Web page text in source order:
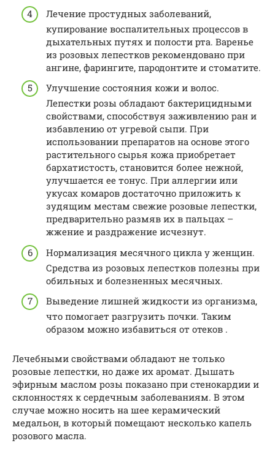
Лечение простудных заболеваний,
купирование воспалительных процессов в
дыхательных путях и полости рта. Варенье
из розовых лепестков рекомендовано при
ангине, фарингите, пародонтите и стоматите.
Улучшение состояния кожи и волос.
Лепестки розы обладают бактерицидными
свойствами, способствуя заживлению ран и
избавлению от угревой сыпи. При
использовании препаратов на основе этого
растительного сырья кожа приобретает
бархатистость, становится более нежной,
улучшается ее тонус. При аллергии или
укусах комаров достаточно приложить к
зудящим местам свежие розовые лепестки,
предварительно размяв их в пальцах –
жжение и раздражение исчезнут.
Нормализация месячного цикла у женщин.
Средства из розовых лепестков полезны при
обильных и болезненных месячных.
Выведение лишней жидкости из организма,
что помогает разгрузить почки. Таким
образом можно избавиться от отеков .
Лечебными свойствами обладают не только
розовые лепестки, но даже их аромат. Дышать
эфирным маслом розы показано при стенокардии и
склонностях к сердечным заболеваниям. В этом
случае можно носить на шее керамический
медальон, в который помещают несколько капель
розового масла.